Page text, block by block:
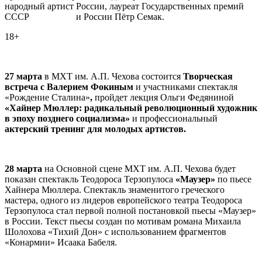
народный артист России, лауреат Государственных премий
СССР и России Пётр Семак.
18+
27 марта в МХТ им. А.П. Чехова состоится Творческая
встреча с Валерием Фокиным и участниками спектакля
«Рождение Сталина», пройдет лекция Ольги Федяниной
«Хайнер Мюллер: радикальный революционный художник
в эпоху позднего социализма» и профессиональный
актерский тренинг для молодых артистов.
28 марта на Основной сцене МХТ им. А.П. Чехова будет
показан спектакль Теодороса Терзопулоса «Маузер» по пьесе
Хайнера Мюллера. Спектакль знаменитого греческого
мастера, одного из лидеров европейского театра Теодороса
Терзопулоса стал первой полной постановкой пьесы «Маузер»
в России. Текст пьесы создан по мотивам романа Михаила
Шолохова «Тихий Дон» с использованием фрагментов
«Конармии» Исаака Бабеля.